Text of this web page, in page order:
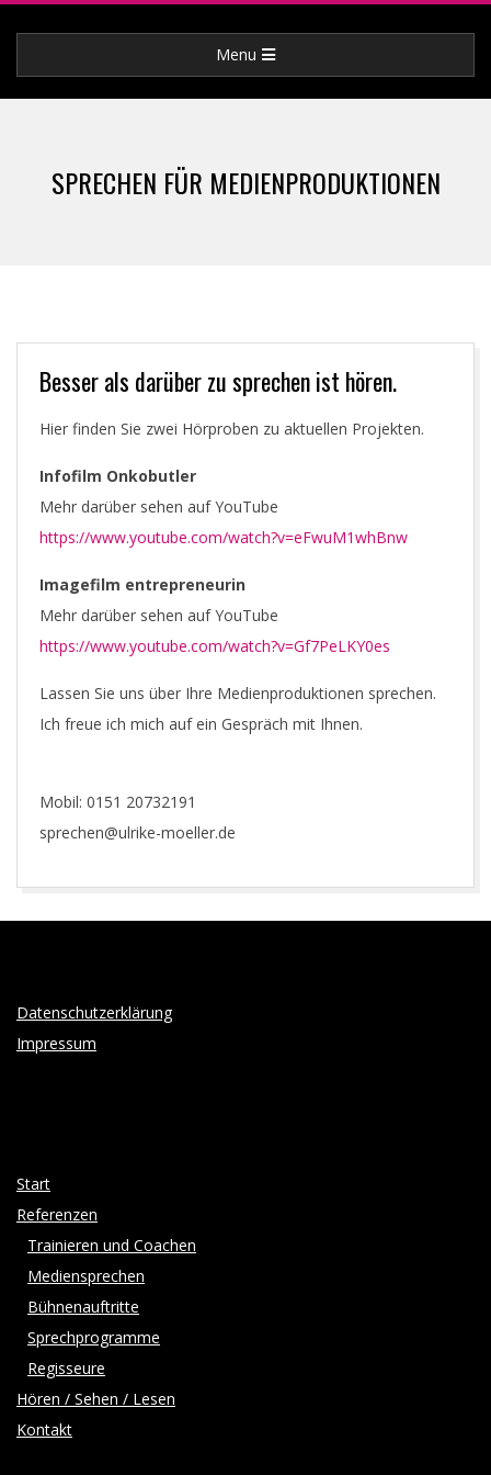
content
Navigation
Menu
SPRECHEN FÜR MEDIENPRODUKTIONEN
Besser als darüber zu sprechen ist hören.
Hier finden Sie zwei Hörproben zu aktuellen Projekten.
Infofilm Onkobutler
Mehr darüber sehen auf YouTube
https://www.youtube.com/watch?v=eFwuM1whBnw
Imagefilm entrepreneurin
Mehr darüber sehen auf YouTube
https://www.youtube.com/watch?v=Gf7PeLKY0es
Lassen Sie uns über Ihre Medienproduktionen sprechen.
Ich freue ich mich auf ein Gespräch mit Ihnen.
Mobil: 0151 20732191
sprechen@ulrike-moeller.de
Datenschutzerklärung
Impressum
Start
Referenzen
Trainieren und Coachen
Mediensprechen
Bühnenauftritte
Sprechprogramme
Regisseure
Hören / Sehen / Lesen
Kontakt